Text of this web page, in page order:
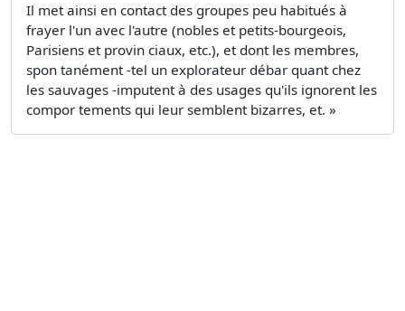
Il met ainsi en contact des groupes peu habitués à
frayer l'un avec l'autre (nobles et petits-bourgeois,
Parisiens et provin­ ciaux, etc.), et dont les membres,
spon­ tanément -tel un explorateur débar­ quant chez
les sauvages -imputent à des usages qu'ils ignorent les
compor­ tements qui leur semblent bizarres, et. »